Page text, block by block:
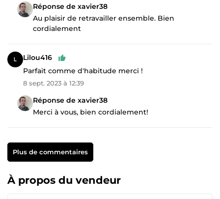
Réponse de xavier38
Au plaisir de retravailler ensemble. Bien
cordialement
Lilou416
Parfait comme d'habitude merci !
8 sept. 2023 à 12:39
Réponse de xavier38
Merci à vous, bien cordialement!
Plus de commentaires
À propos du vendeur